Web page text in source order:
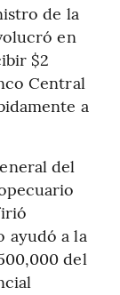
de la
en
$2
Central
a
del
ayudó a la
del